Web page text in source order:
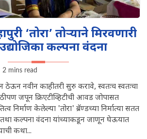
‘तोरा’ तोऱ्याने मिरवणारी
कल्पना वंदना
2 mins read
नवीन काहीतरी सुरु करावे, स्वतःच स्वतःचा
जपून क्रिएटीव्हिटीची आवड जोपासत
निर्माण केलेल्या 'तोरा' ब्रॅण्डच्या निर्मात्या सतत
कल्पना वंदना यांच्याकडून जाणून घेऊयात
कथा...